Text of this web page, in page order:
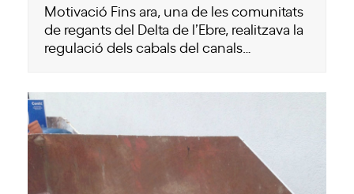
Motivació Fins ara, una de les comunitats
de regants del Delta de l’Ebre, realitzava la
regulació dels cabals del canals…